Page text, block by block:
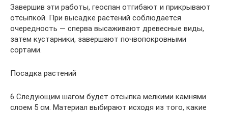
Завершив эти работы, геоспан отгибают и прикрывают
отсыпкой. При высадке растений соблюдается
очередность — сперва высаживают древесные виды,
затем кустарники, завершают почвопокровными
сортами.
Посадка растений
6 Следующим шагом будет отсыпка мелкими камнями
слоем 5 см. Материал выбирают исходя из того, какие